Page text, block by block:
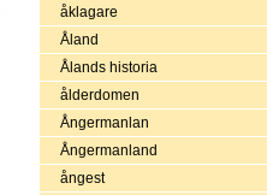
åklagare
Åland
Ålands historia
ålderdomen
Ångermanlan
Ångermanland
ångest